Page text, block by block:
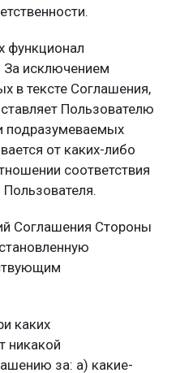
функционал
За исключением
в тексте Соглашения,
Пользователю
подразумеваемых
от каких-либо
соответствия
Соглашения Стороны
каких
никакой
за: а) какие-